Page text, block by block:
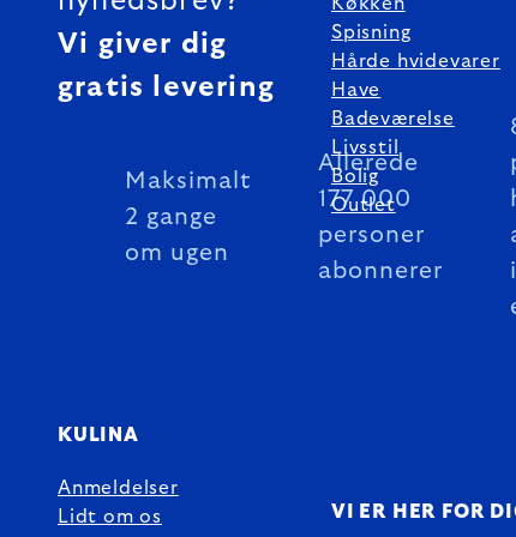
Vi giver dig
gratis levering
Maksimalt
2 gange
om ugen
Allerede
177 000
personer
abonnerer
Spisning
Hårde hvidevarer
Have
Badeværelse
Livsstil
Bolig
Outlet
KULINA
Anmeldelser
Lidt om os
VI ER HER FOR